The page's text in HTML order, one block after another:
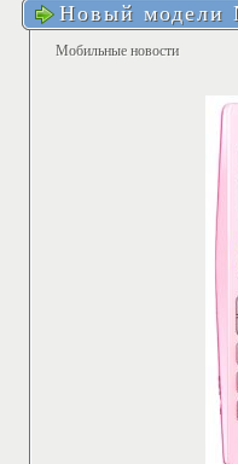
Новый модели
Мобильные новости